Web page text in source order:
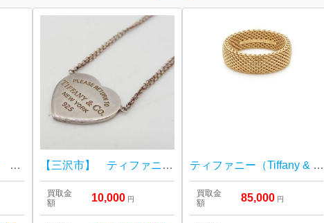
【K18 ティファニー オープンハート】ハルル樹木店 【三沢市】 ティファニー リターントゥハート ネックレス をお買取り致しました！
買取金
額
10,000 円
ティファニー（Tiffany & Co.） エルサ・ペレッティ メッシュ リング
買取金
額
85,000 円